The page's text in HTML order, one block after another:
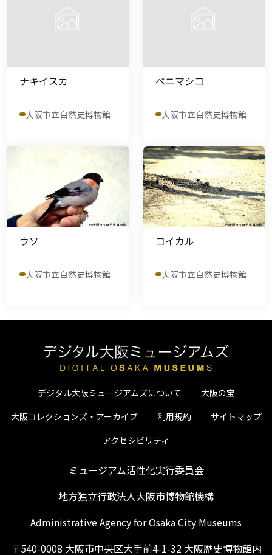
ナキイスカ
大阪市立自然史博物館
ベニマシコ
大阪市立自然史博物館
ウソ
大阪市立自然史博物館
コイカル
大阪市立自然史博物館
デジタル大阪ミュージアムズについて
大阪の宝
大阪コレクションズ・アーカイブ
利用規約
サイトマップ
アクセシビリティ
ミュージアム活性化実行委員会
地方独立行政法人大阪市博物館機構
Administrative Agency for Osaka City Museums
〒540-0008 大阪市中央区大手前4-1-32 大阪歴史博物館内